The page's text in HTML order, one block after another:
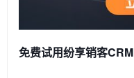
免费试用纷享销客CRM